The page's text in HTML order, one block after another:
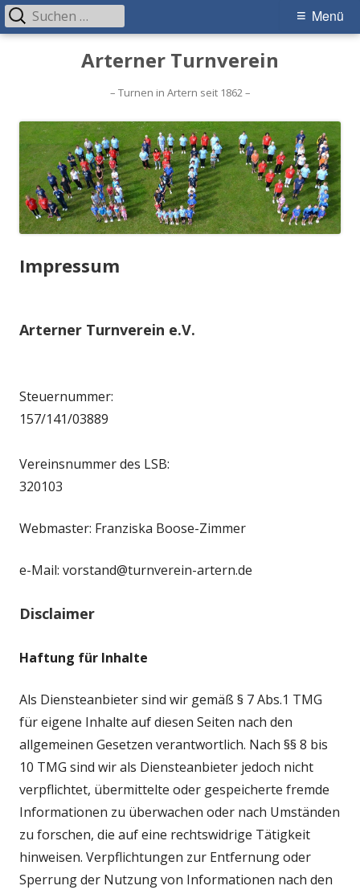
Arterner Turnverein
– Turnen in Artern seit 1862 –
Primäres
Menü
Suchen
nach:
Impressum
Arterner Turnverein e.V.
Steuernummer:
157/141/03889
Vereinsnummer des LSB:
320103
Webmaster: Franziska Boose-Zimmer
e-Mail: vorstand@turnverein-artern.de
Disclaimer
Haftung für Inhalte
Als Diensteanbieter sind wir gemäß § 7 Abs.1 TMG
für eigene Inhalte auf diesen Seiten nach den
allgemeinen Gesetzen verantwortlich. Nach §§ 8 bis
10 TMG sind wir als Diensteanbieter jedoch nicht
verpflichtet, übermittelte oder gespeicherte fremde
Informationen zu überwachen oder nach Umständen
zu forschen, die auf eine rechtswidrige Tätigkeit
hinweisen. Verpflichtungen zur Entfernung oder
Sperrung der Nutzung von Informationen nach den